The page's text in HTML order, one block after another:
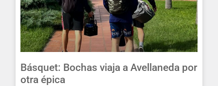
Básquet: Bochas viaja a Avellaneda por
otra épica